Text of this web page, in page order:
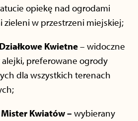
opiekę nad ogrodami
zieleni w przestrzeni miejskiej;
Kwietne– widoczne
preferowane ogrody
dla wszystkich terenach
Kwiatów – wybierany